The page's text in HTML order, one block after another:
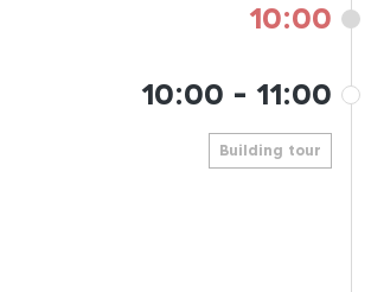
10:00
10:00 - 11:00
Building tour